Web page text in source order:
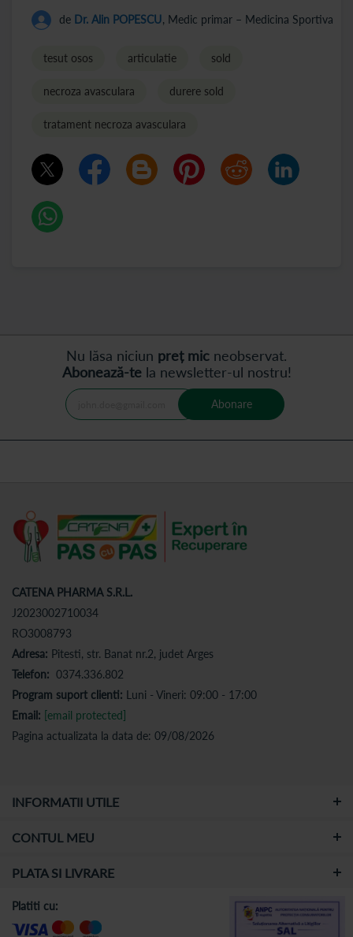
de Dr. Alin POPESCU, Medic primar – Medicina Sportiva
tesut osos articulatie sold
necroza avasculara durere sold
tratament necroza avasculara
Nu lăsa niciun preț mic neobservat.
Abonează-tela newsletter-ul nostru!
Abonare
CATENA PHARMA S.R.L.
J2023002710034
RO3008793
Adresa: Pitesti, str. Banat nr.2, judet Arges
Telefon: 0374.336.802
Program suport clienti: Luni - Vineri: 09:00 - 17:00
Email: [email protected]
Pagina actualizata la data de: 09/08/2026
INFORMATII UTILE
CONTUL MEU
PLATA SI LIVRARE
Platiti cu: